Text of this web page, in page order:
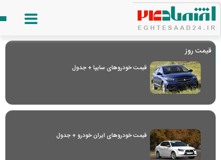
قیمت روز
قیمت خودرو‌های سایپا + جدول
قیمت خودرو‌های ایران خودرو + جدول